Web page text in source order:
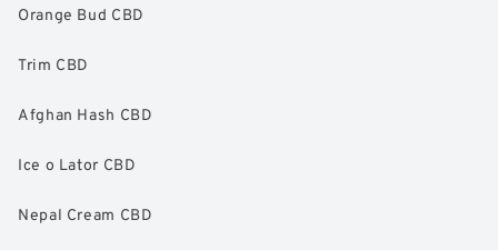
Orange Bud CBD
Trim CBD
Afghan Hash CBD
Ice o Lator CBD
Nepal Cream CBD